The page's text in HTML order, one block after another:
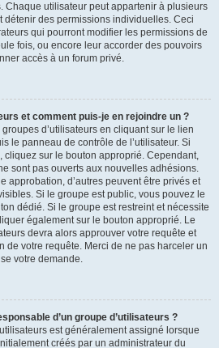
Chaque utilisateur peut appartenir à plusieurs
détenir des permissions individuelles. Ceci
qui pourront modifier les permissions de
fois, ou encore leur accorder des pouvoirs
accès à un forum privé.
et comment puis-je en rejoindre un ?
d’utilisateurs en cliquant sur le lien
le panneau de contrôle de l’utilisateur. Si
cliquez sur le bouton approprié. Cependant,
sont pas ouverts aux nouvelles adhésions.
approbation, d’autres peuvent être privés et
Si le groupe est public, vous pouvez le
dédié. Si le groupe est restreint et nécessite
également sur le bouton approprié. Le
devra alors approuver votre requête et
de votre requête. Merci de ne pas harceler un
votre demande.
d’un groupe d’utilisateurs ?
est généralement assigné lorsque
créés par un administrateur du